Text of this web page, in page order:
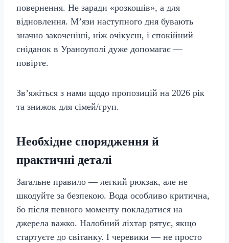
повернення. Не заради «розкошів», а для
відновлення. М’язи наступного дня бувають
значно закоченіші, ніж очікуєш, і спокійний
сніданок в Ураноуполі дуже допомагає —
повірте.
Зв’яжіться з нами щодо пропозицій на 2026 рік
та знижок для сімей/груп.
Необхідне спорядження й
практичні деталі
Загальне правило — легкий рюкзак, але не
шкодуйте за безпекою. Вода особливо критична,
бо після певного моменту покладатися на
джерела важко. Налобний ліхтар рятує, якщо
стартуєте до світанку. І черевики — не просто